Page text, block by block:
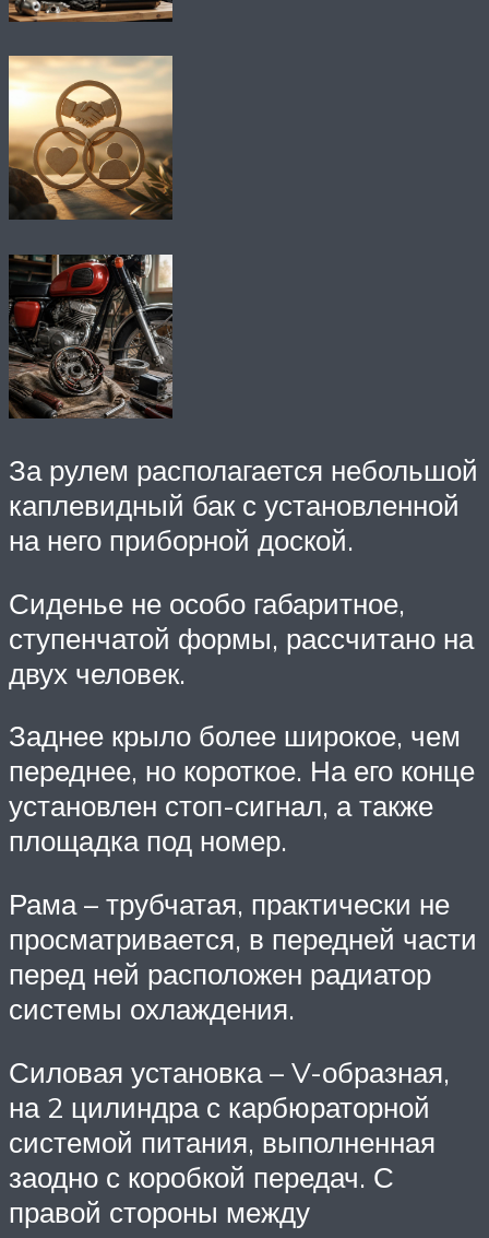
За рулем располагается небольшой
каплевидный бак с установленной
на него приборной доской.
Сиденье не особо габаритное,
ступенчатой формы, рассчитано на
двух человек.
Заднее крыло более широкое, чем
переднее, но короткое. На его конце
установлен стоп-сигнал, а также
площадка под номер.
Рама – трубчатая, практически не
просматривается, в передней части
перед ней расположен радиатор
системы охлаждения.
Силовая установка – V-образная,
на 2 цилиндра с карбюраторной
системой питания, выполненная
заодно с коробкой передач. С
правой стороны между